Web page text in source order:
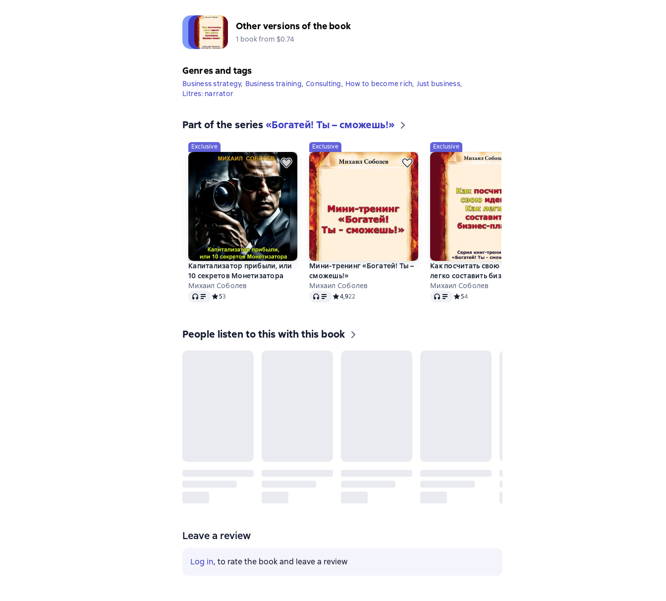
Other versions of the book
1 book from $0.74
Genres and tags
Business strategy, Business training, Consulting, How to become rich, Just business,
Litres: narrator
Part of the series«Богатей! Ты – сможешь!»
Exclusive
Капитализатор прибыли, или
10 секретов Монетизатора
Михаил Соболев
Audio Средний рейтинг 5 на основе 3 оценок
53
Exclusive
Мини-тренинг «Богатей! Ты –
сможешь!»
Михаил Соболев
Audio Средний рейтинг 4,9 на основе 22 оценок
4,922
Exclusive
Как посчитать свою идею? Как
легко составить бизнес-план?
Михаил Соболев
Audio Средний рейтинг 5 на основе 4 оценок
54
People listen to this with this book
Leave a review
Log in, to rate the book and leave a review